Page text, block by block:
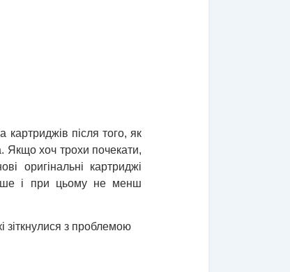
після того, як
Якщо хоч трохи почекати,
оригінальні картриджі
і при цьому не менш
зіткнулися з проблемою